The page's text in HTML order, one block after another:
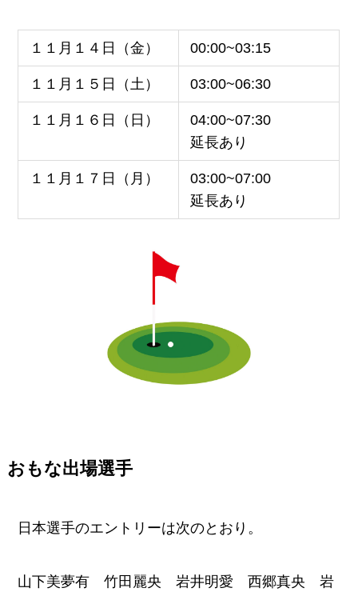
１１月１４日（金） 00:00~03:15
１１月１５日（土） 03:00~06:30
１１月１６日（日）
04:00~07:30
延長あり
１１月１７日（月）
03:00~07:00
延長あり
おもな出場選手
日本選手のエントリーは次のとおり。
山下美夢有 竹田麗央 岩井明愛 西郷真央 岩